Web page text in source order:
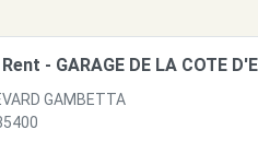
- GARAGE DE LA COTE
GAMBETTA